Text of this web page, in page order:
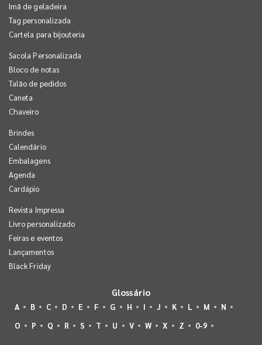
Imã de geladeira
Tag personalizada
Cartela para bijouteria
Sacola Personalizada
Bloco de notas
Talão de pedidos
Caneta
Chaveiro
Brindes
Calendário
Embalagens
Agenda
Cardápio
Revista Impressa
Livro personalizado
Feiras e eventos
Lançamentos
Black Friday
Glossário
A B C D E F G H I J K L M
N
O
P Q R S T U V W X Z 0-9